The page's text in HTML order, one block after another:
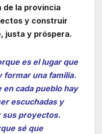
de la provincia
y construir
justa y próspera.
es el lugar que
formar una familia.
cada pueblo hay
escuchadas y
sus proyectos.
sé que